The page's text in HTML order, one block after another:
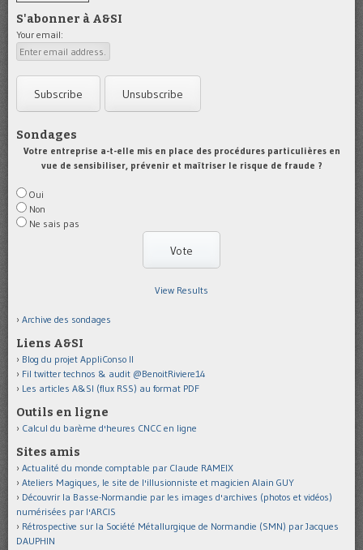
S'abonner à A&SI
Your email:
Sondages
Votre entreprise a-t-elle mis en place des procédures particulières en
vue de sensibiliser, prévenir et maîtriser le risque de fraude ?
Oui
Non
Ne sais pas
View Results
Archive des sondages
Liens A&SI
Blog du projet AppliConso II
Fil twitter technos & audit @BenoitRiviere14
Les articles A&SI (flux RSS) au format PDF
Outils en ligne
Calcul du barème d'heures CNCC en ligne
Sites amis
Actualité du monde comptable par Claude RAMEIX
Ateliers Magiques, le site de l'illusionniste et magicien Alain GUY
Découvrir la Basse-Normandie par les images d'archives (photos et vidéos)
numérisées par l'ARCIS
Rétrospective sur la Société Métallurgique de Normandie (SMN) par Jacques
DAUPHIN